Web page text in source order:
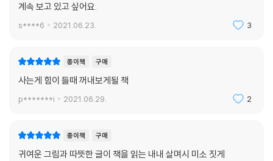
계속 보고 있고 싶어요.
s****6 2021.06.23. 3
종이책 구매
사는게 힘이 들때 꺼내보게될 책
p*******i 2021.06.29. 2
종이책 구매
귀여운 그림과 따뜻한 글이 책을 읽는 내내 살며시 미소 짓게